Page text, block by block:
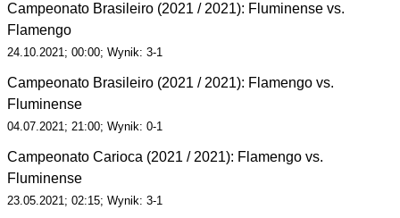
Campeonato Brasileiro (2021 / 2021): Fluminense vs.
Flamengo
24.10.2021; 00:00; Wynik: 3-1
Campeonato Brasileiro (2021 / 2021): Flamengo vs.
Fluminense
04.07.2021; 21:00; Wynik: 0-1
Campeonato Carioca (2021 / 2021): Flamengo vs.
Fluminense
23.05.2021; 02:15; Wynik: 3-1